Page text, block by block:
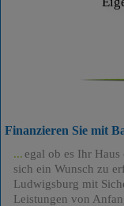
Finanzieren Sie mit
egal ob es Ihr
sich ein Wunsch zu
Ludwigsburg mit
Leistungen von